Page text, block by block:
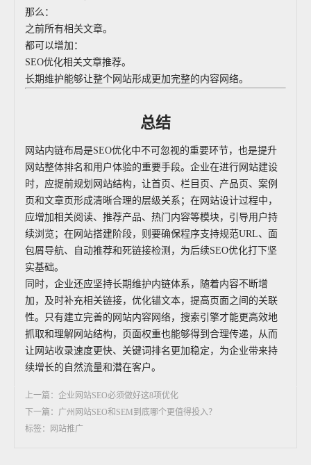
那么：
之前所有相关文章。
都可以增加：
SEO优化相关文章推荐。
长期维护能够让整个网站形成更加完整的内容网络。
总结
网站内链布局是SEO优化中不可忽视的重要环节，也是提升
网站整体排名和用户体验的重要手段。企业在进行网站建设
时，应提前规划网站结构，让首页、栏目页、产品页、案例
页和文章页形成清晰合理的层级关系；在网站设计过程中，
应增加相关阅读、推荐产品、热门内容等模块，引导用户持
续浏览；在网站搭建阶段，则要确保程序支持规范URL、面
包屑导航、自动推荐和死链接检测，为后续SEO优化打下坚
实基础。
同时，企业还应坚持长期维护内链体系，随着内容不断增
加，及时补充相关链接，优化锚文本，提高页面之间的关联
性。只有建立完善的网站内容网络，搜索引擎才能更高效地
抓取和理解网站结构，页面权重也能够得到合理传递，从而
让网站收录速度更快、关键词排名更加稳定，为企业带来持
续增长的自然流量和潜在客户。
上一篇：企业网站SEO必须做好这8项优化
下一篇：广州网站SEO和SEM到底哪个更值得投入？
标签：网站推广